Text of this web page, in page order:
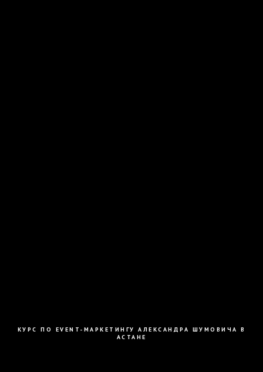
КУРС ПО EVENT-МАРКЕТИНГУ АЛЕКСАНДРА ШУМОВИЧА В
АСТАНЕ